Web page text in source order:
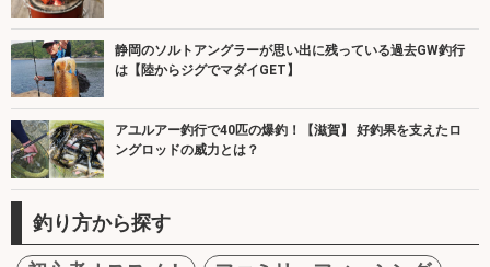
静岡のソルトアングラーが思い出に残っている過去GW釣行
は【陸からジグでマダイGET】
アユルアー釣行で40匹の爆釣！【滋賀】 好釣果を支えたロ
ングロッドの威力とは？
釣り方から探す